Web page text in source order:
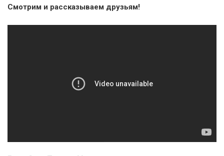
Смотрим и рассказываем друзьям!